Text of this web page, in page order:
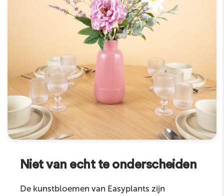
Niet van echt te onderscheiden
De kunstbloemen van Easyplants zijn